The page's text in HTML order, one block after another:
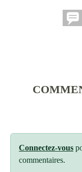
Connectez-vous
commentaires.